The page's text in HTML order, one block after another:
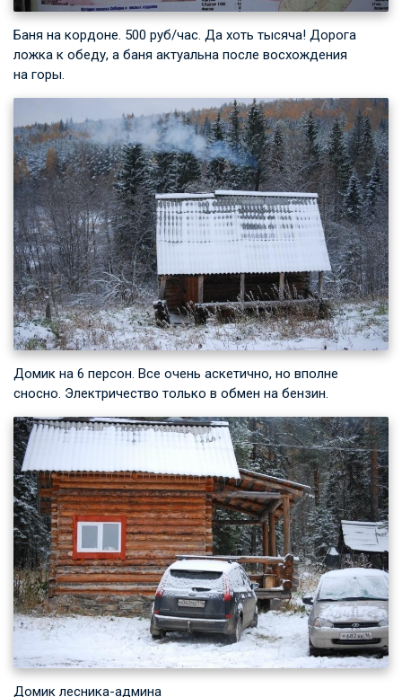
Баня на кордоне. 500 руб/час. Да хоть тысяча! Дорога
ложка к обеду, а баня актуальна после восхождения
на горы.
Домик на 6 персон. Все очень аскетично, но вполне
сносно. Электричество только в обмен на бензин.
Домик лесника-админа